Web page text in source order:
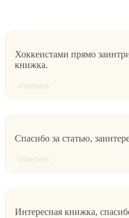
Хоккеистами прямо
книжка.
ответить
Спасибо за статью,
ответить
Интересная книжка,